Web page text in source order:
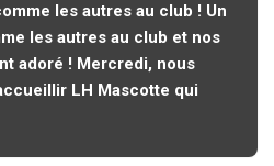
les autres au club ! Un
les autres au club et nos
adoré ! Mercredi, nous
LH Mascotte qui